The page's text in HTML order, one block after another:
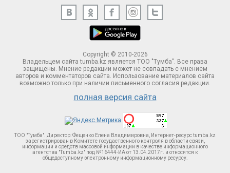
Copyright © 2010-2026
Владельцем сайта tumba.kz является ТОО "Тумба". Все права
защищены. Мнение редакции может не совпадать с мнением
авторов и комментаторов сайта. Использование материалов сайта
возможно только при наличии письменного согласия редакции.
полная версия сайта
ТОО "Тумба". Директор: Фещенко Елена Владимировна, Интернет-ресурс tumba.kz
зарегистрирован в Комитете госудаственного контроля в области связи,
информации и средств массовой информации в качестве информационного
агентства "Tumba.kz" под №16444-ИА от 13.04.2017г. и относятся к
общедоступному электронному информационному ресурсу.